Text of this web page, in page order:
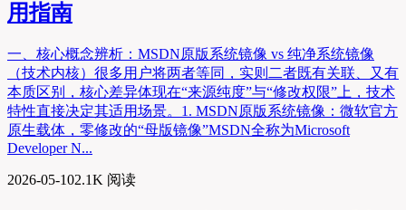
用指南
一、核心概念辨析：MSDN原版系统镜像 vs 纯净系统镜像
（技术内核）很多用户将两者等同，实则二者既有关联、又有
本质区别，核心差异体现在“来源纯度”与“修改权限”上，技术
特性直接决定其适用场景。1. MSDN原版系统镜像：微软官方
原生载体，零修改的“母版镜像”MSDN全称为Microsoft
Developer N...
2026-05-102.1K 阅读